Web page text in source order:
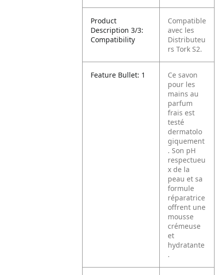
Product
Description 3/3:
Compatibility
Compatible
avec les
Distributeu
rs Tork S2.
Feature Bullet: 1
Ce savon
pour les
mains au
parfum
frais est
testé
dermatolo
giquement
. Son pH
respectueu
x de la
peau et sa
formule
réparatrice
offrent une
mousse
crémeuse
et
hydratante
.